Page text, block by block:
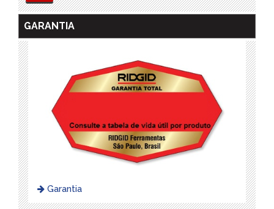
GARANTIA
Garantia